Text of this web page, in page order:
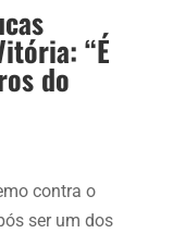
“É
do
contra o
ser um dos